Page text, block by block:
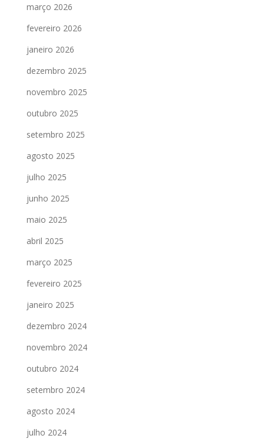
março 2026
fevereiro 2026
janeiro 2026
dezembro 2025
novembro 2025
outubro 2025
setembro 2025
agosto 2025
julho 2025
junho 2025
maio 2025
abril 2025
março 2025
fevereiro 2025
janeiro 2025
dezembro 2024
novembro 2024
outubro 2024
setembro 2024
agosto 2024
julho 2024